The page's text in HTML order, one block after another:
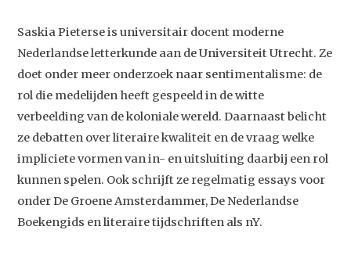
Studium Generale
Saskia Pieterse is universitair docent moderne
Nederlandse letterkunde aan de Universiteit Utrecht. Ze
doet onder meer onderzoek naar sentimentalisme: de
rol die medelijden heeft gespeeld in de witte
verbeelding van de koloniale wereld. Daarnaast belicht
ze debatten over literaire kwaliteit en de vraag welke
impliciete vormen van in- en uitsluiting daarbij een rol
kunnen spelen. Ook schrijft ze regelmatig essays voor
onder De Groene Amsterdammer, De Nederlandse
Boekengids en literaire tijdschriften als nY.